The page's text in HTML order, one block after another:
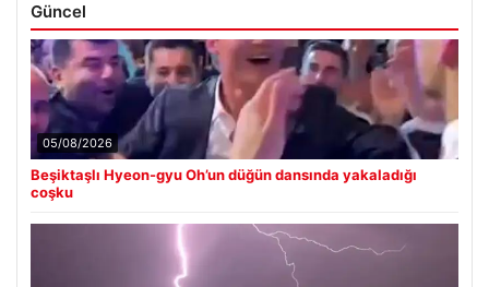
Güncel
05/08/2026
Beşiktaşlı Hyeon-gyu Oh’un düğün dansında yakaladığı
coşku